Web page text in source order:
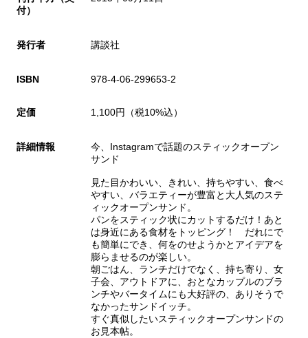
付）
発行者 講談社
ISBN 978-4-06-299653-2
定価 1,100円（税10%込）
詳細情報
今、Instagramで話題のスティックオープン
サンド
見た目かわいい、きれい、持ちやすい、食べ
やすい、バラエティーが豊富と大人気のステ
ィックオープンサンド。
パンをスティック状にカットするだけ！あと
は身近にある食材をトッピング！ だれにで
も簡単にでき、何をのせようかとアイデアを
膨らませるのが楽しい。
朝ごはん、ランチだけでなく、持ち寄り、女
子会、アウトドアに、おとなカップルのブラ
ンチやバータイムにも大好評の、ありそうで
なかったサンドイッチ。
すぐ真似したいスティックオープンサンドの
お見本帖。